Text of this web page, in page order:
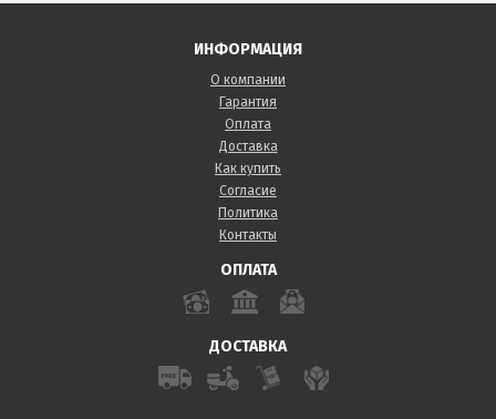
ИНФОРМАЦИЯ
О компании
Гарантия
Оплата
Доставка
Как купить
Согласие
Политика
Контакты
ОПЛАТА
ДОСТАВКА